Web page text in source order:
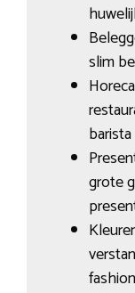
slim
grote